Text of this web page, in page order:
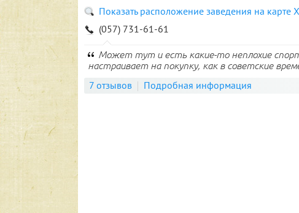
Показать расположение заведения на карте
(057) 731-61-61
Может тут и есть какие-то неплохие
настраивает на покупку, как в советские
7 отзывов Подробная информация